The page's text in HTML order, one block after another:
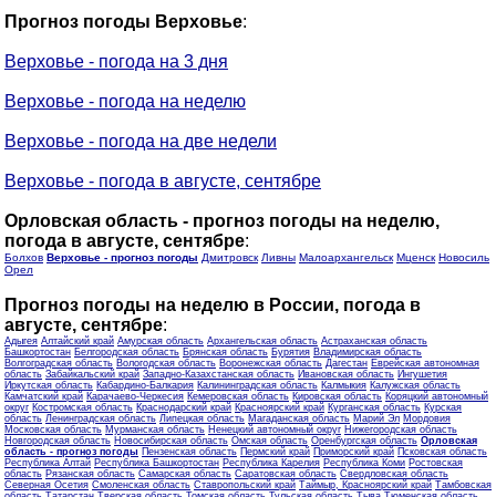
Прогноз погоды Верховье:
Верховье - погода на 3 дня
Верховье - погода на неделю
Верховье - погода на две недели
Верховье - погода в августе, сентябре
Орловская область - прогноз погоды на неделю,
погода в августе, сентябре:
Болхов Верховье - прогноз погоды Дмитровск Ливны Малоархангельск Мценск Новосиль
Орел
Прогноз погоды на неделю в России, погода в
августе, сентябре:
Адыгея Алтайский край Амурская область Архангельская область Астраханская область
Башкортостан Белгородская область Брянская область Бурятия Владимирская область
Волгоградская область Вологодская область Воронежская область Дагестан Еврейская автономная
область Забайкальский край Западно-Казахстанская область Ивановская область Ингушетия
Иркутская область Кабардино-Балкария Калининградская область Калмыкия Калужская область
Камчатский край Карачаево-Черкесия Кемеровская область Кировская область Коряцкий автономный
округ Костромская область Краснодарский край Красноярский край Курганская область Курская
область Ленинградская область Липецкая область Магаданская область Марий Эл Мордовия
Московская область Мурманская область Ненецкий автономный округ Нижегородская область
Новгородская область Новосибирская область Омская область Оренбургская область Орловская
область - прогноз погоды Пензенская область Пермский край Приморский край Псковская область
Республика Алтай Республика Башкортостан Республика Карелия Республика Коми Ростовская
область Рязанская область Самарская область Саратовская область Свердловская область
Северная Осетия Смоленская область Ставропольский край Таймыр, Красноярский край Тамбовская